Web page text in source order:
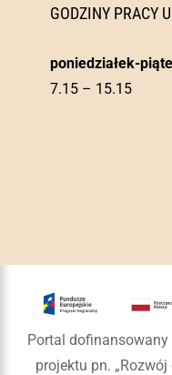
GODZINY PRACY
poniedziałek-
7.15 – 15.15
Portal dofinansowany
projektu pn.